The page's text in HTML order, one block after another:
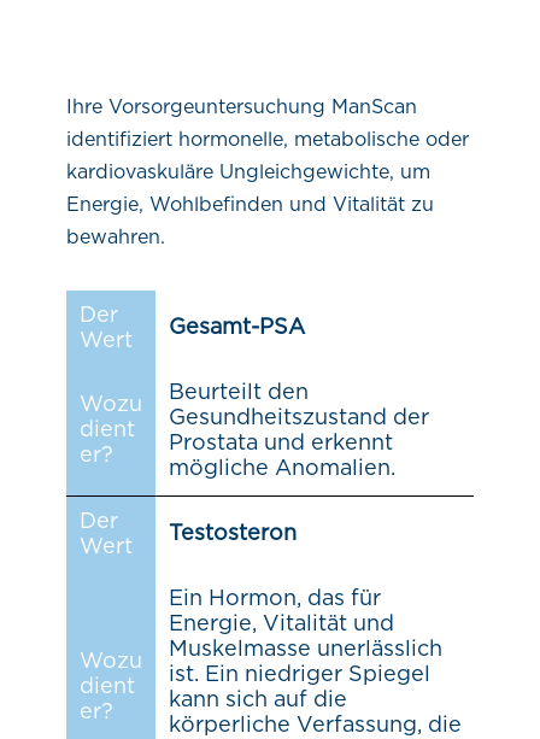
Ihre Vorsorgeuntersuchung ManScan
identifiziert hormonelle, metabolische oder
kardiovaskuläre Ungleichgewichte, um
Energie, Wohlbefinden und Vitalität zu
bewahren.
Der
Wert
Gesamt-PSA
Wozu
dient
er?
Beurteilt den
Gesundheitszustand der
Prostata und erkennt
mögliche Anomalien.
Der
Wert
Testosteron
Wozu
dient
er?
Ein Hormon, das für
Energie, Vitalität und
Muskelmasse unerlässlich
ist. Ein niedriger Spiegel
kann sich auf die
körperliche Verfassung, die